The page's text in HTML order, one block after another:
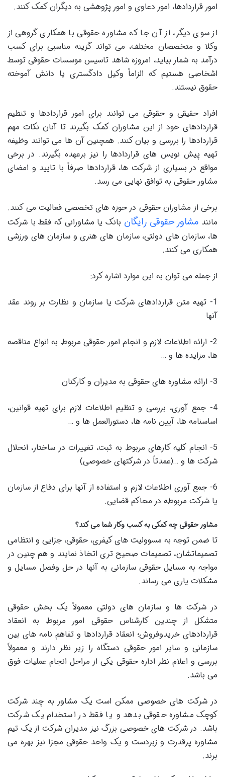
امور قراردادها، امور دعاوی و امور پژوهشی به دیگران کمک کنند.
از سوی دیگر، از آن جا که مشاوره حقوقی با همکاری گروهی از
وکلا و متخصصان مختلف، می تواند گزینه مناسبی برای کسب
درآمد به شمار بیاید، امروزه شاهد تاسیس موسسات حقوقی توسط
اشخاصی هستیم که الزاماً وکیل دادگستری یا دانش آموخته
حقوق نیستند.
افراد حقیقی و حقوقی می توانند برای امور قراردادها و تنظیم
قراردادهای خود از این مشاوران کمک بگیرند تا آنان نکات مهم
قراردادها را بررسی و بیان کنند. همچنین آن ها می توانند وظیفه
تهیه پیش نویس های قراردادها را نیز برعهده بگیرند. در برخی
مواقع در بسیاری از شرکت ها، قراردادها صرفاً با تایید و امضای
مشاور حقوقی به توافق نهایی می رسد.
برخی از مشاوران حقوقی در حوزه های تخصصی فعالیت می کنند.
مانند مشاور حقوقی رایگان بانک یا مشاورانی که فقط با شرکت
ها، سازمان های دولتی، سازمان های هنری و سازمان های ورزشی
همکاری می کنند.
از جمله می توان به این موارد اشاره کرد:
1- تهیه متن قراردادهای شرکت یا سازمان و نظارت بر روند عقد
آنها
2- ارائه اطلاعات لازم و انجام امور حقوقی مربوط به انواع مناقصه
ها، مزایده ها و …
3- ارائه مشاوره های حقوقی به مدیران و کارکنان
4- جمع آوری، بررسی و تنظیم اطلاعات لازم برای تهیه قوانین،
اساسنامه ها، آیین نامه ها، دستورالعمل ها و …
5- انجام کلیه کارهای مربوط به ثبت، تغییرات در ساختار، انحلال
شرکت ها و …(عمدتاً در شرکتهای خصوصی)
6- جمع آوری اطلاعات لازم و استفاده از آنها برای دفاع از سازمان
یا شرکت مربوطه در محاکم قضایی.
مشاور حقوقی چه کمکی به کسب وکار شما می کند؟
تا ضمن توجه به مسوولیت های کیفری، حقوقی، جزایی و انتظامی
تصمیماتشان، تصمیمات صحیح تری اتخاذ نمایند و هم چنین در
مواجه به مسایل حقوقی سازمانی به آنها در حل وفصل مسایل و
مشکلات یاری می رساند.
در شرکت ها و سازمان های دولتی معمولاً یک بخش حقوقی
متشکل از چندین کارشناس حقوقی امور مربوط به انعقاد
قراردادهای خریدوفروش؛ انعقاد قراردادها و تفاهم نامه های بین
سازمانی و سایر امور حقوقی دستگاه را زیر نظر دارند و معمولاً
بررسی و اعلام نظر اداره حقوقی یکی از مراحل انجام عملیات فوق
می باشد.
در شرکت های خصوصی ممکن است یک مشاور به چند شرکت
کوچک مشاوره حقوقی بدهد و یا فقط در استخدام یک شرکت
باشد. در شرکت های خصوصی بزرگ نیز مدیران شرکت از یک تیم
مشاوره پرقدرت و زبردست و یک واحد حقوقی مجزا نیز بهره می
برند.